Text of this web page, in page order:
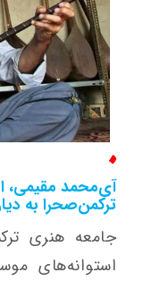
آی‌محمد مقیمی،
ترکمن‌صحرا به
جامعه هنری
استوانه‌های